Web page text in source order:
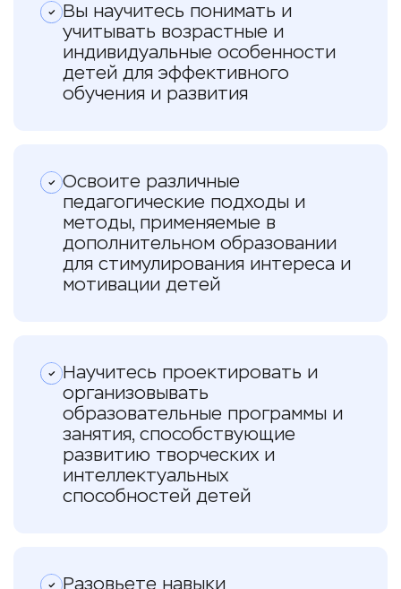
Вы научитесь понимать и
учитывать возрастные и
индивидуальные особенности
детей для эффективного
обучения и развития
Освоите различные
педагогические подходы и
методы, применяемые в
дополнительном образовании
для стимулирования интереса и
мотивации детей
Научитесь проектировать и
организовывать
образовательные программы и
занятия, способствующие
развитию творческих и
интеллектуальных
способностей детей
Разовьете навыки